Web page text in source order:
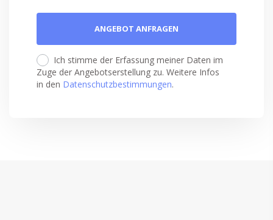
Ich stimme der Erfassung meiner Daten im
Zuge der Angebotserstellung zu. Weitere Infos
in den Datenschutzbestimmungen.